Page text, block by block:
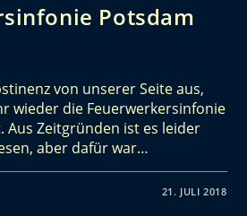
Potsdam
von unserer Seite aus,
wieder die Feuerwerkersinfonie
Aus Zeitgründen ist es leider
aber dafür war…
21. JULI 2018